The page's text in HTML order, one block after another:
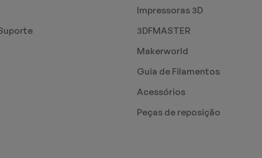
Impressoras 3D
3DFMASTER
Makerworld
Guia de Filamentos
Acessórios
Peças de reposição